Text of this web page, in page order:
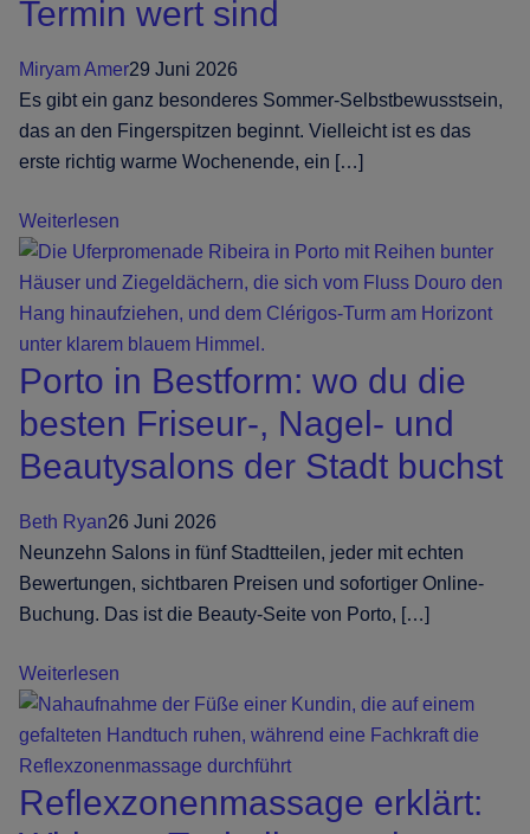
Aufwand
Termin wert sind
Miryam Amer29 Juni 2026
Es gibt ein ganz besonderes Sommer-Selbstbewusstsein,
das an den Fingerspitzen beginnt. Vielleicht ist es das
erste richtig warme Wochenende, ein […]
Weiterlesen
Longworths
Sommer-
Nagel-
Edit:
6
die
einen
wert
sind
Porto in Bestform: wo du die
besten Friseur-, Nagel- und
Beautysalons der Stadt buchst
Beth Ryan26 Juni 2026
Neunzehn Salons in fünf Stadtteilen, jeder mit echten
Bewertungen, sichtbaren Preisen und sofortiger Online-
Buchung. Das ist die Beauty-Seite von Porto, […]
Weiterlesen
in
Bestform:
wo
du
Reflexzonenmassage erklärt: